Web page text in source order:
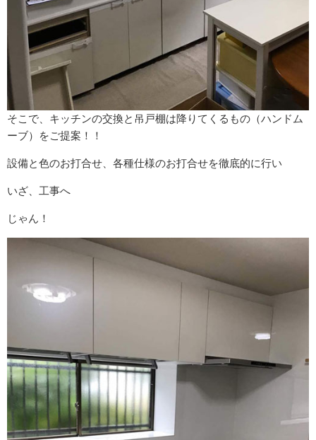
そこで、キッチンの交換と吊戸棚は降りてくるもの（ハンドム
ーブ）をご提案！！
設備と色のお打合せ、各種仕様のお打合せを徹底的に行い
いざ、工事へ
じゃん！